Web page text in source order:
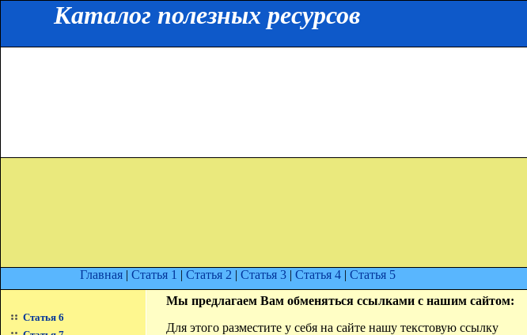
Каталог полезных ресурсов
Главная | Статья 1 | Статья 2 | Статья 3 | Статья 4 | Статья 5
Статья 6
Мы предлагаем Вам обменяться ссылками с нашим сайтом:
Для этого разместите у себя на сайте нашу текстовую ссылку